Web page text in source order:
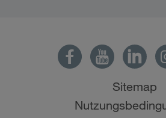
Sitemap